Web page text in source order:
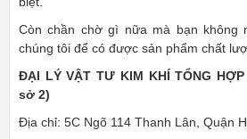
Còn chần chờ gì nữa mà bạn không
chúng tôi để có được sản phẩm chất
ĐẠI LÝ VẬT TƯ KIM KHÍ TỔNG
sở 2)
Địa chỉ: 5C Ngõ 114 Thanh Lân, Quận